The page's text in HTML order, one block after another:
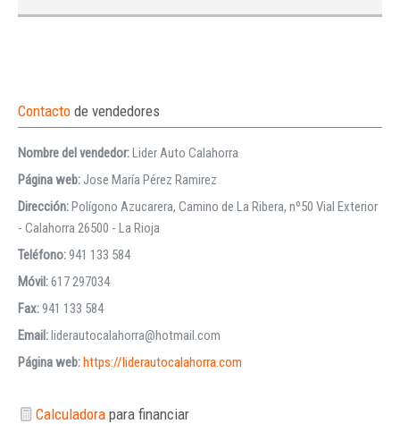
Contacto de vendedores
Nombre del vendedor:Lider Auto Calahorra
Página web:Jose María Pérez Ramirez
Dirección:Polígono Azucarera, Camino de La Ribera, nº50 Vial Exterior
- Calahorra 26500 - La Rioja
Teléfono:941 133 584
Móvil:617 297034
Fax:941 133 584
Email:liderautocalahorra@hotmail.com
Página web:https://liderautocalahorra.com
Calculadorapara financiar